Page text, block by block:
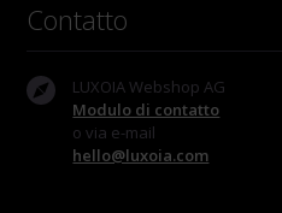
Contatto
LUXOIA Webshop AG
Modulo di contatto
o via e-mail
hello@luxoia.com